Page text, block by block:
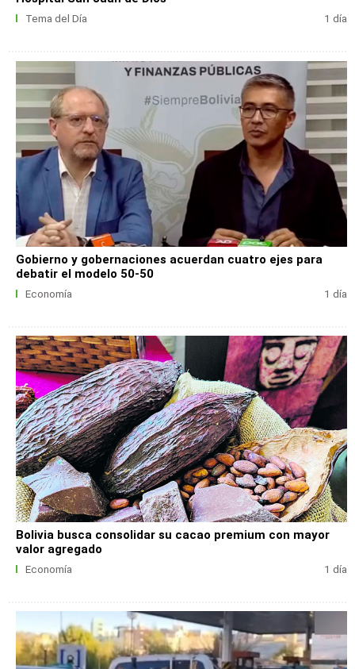
Tema del Día 1 día
Gobierno y gobernaciones acuerdan cuatro ejes para
debatir el modelo 50-50
Economía 1 día
Bolivia busca consolidar su cacao premium con mayor
valor agregado
Economía 1 día